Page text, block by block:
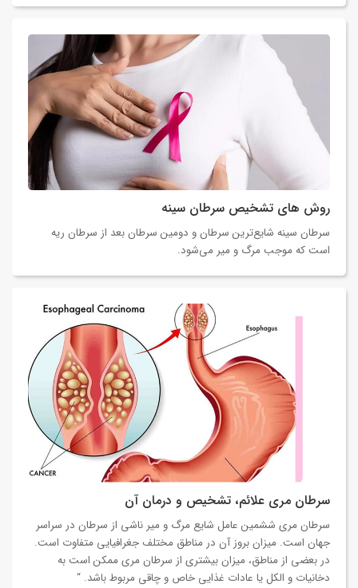
روش های تشخیص سرطان سینه
سرطان سینه شایع‌ترین سرطان و دومین سرطان بعد از سرطان ریه
است که موجب مرگ و میر می‌شود.
سرطان مری علائم، تشخیص و درمان آن
سرطان مری ششمین عامل شایع مرگ و میر ناشی از سرطان در سراسر
جهان است. میزان بروز آن در مناطق مختلف جغرافیایی متفاوت است.
در بعضی از مناطق، میزان بیشتری از سرطان مری ممکن است به
دخانیات و الکل یا عادات غذایی خاص و چاقی مربوط باشد. “